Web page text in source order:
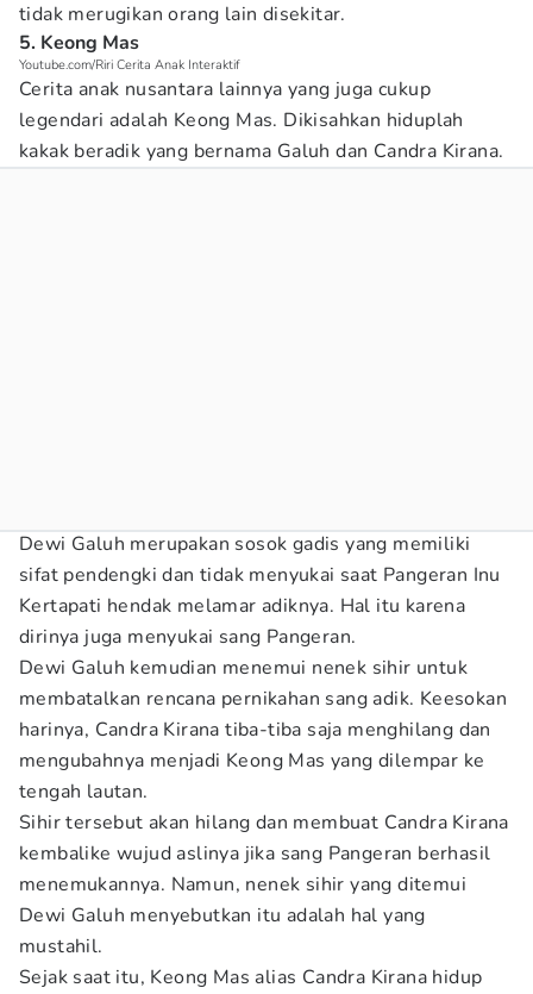
tidak merugikan orang lain disekitar.
5. Keong Mas
Youtube.com/Riri Cerita Anak Interaktif
Cerita anak nusantara lainnya yang juga cukup
legendari adalah Keong Mas. Dikisahkan hiduplah
kakak beradik yang bernama Galuh dan Candra Kirana.
Dewi Galuh merupakan sosok gadis yang memiliki
sifat pendengki dan tidak menyukai saat Pangeran Inu
Kertapati hendak melamar adiknya. Hal itu karena
dirinya juga menyukai sang Pangeran.
Dewi Galuh kemudian menemui nenek sihir untuk
membatalkan rencana pernikahan sang adik. Keesokan
harinya, Candra Kirana tiba-tiba saja menghilang dan
mengubahnya menjadi Keong Mas yang dilempar ke
tengah lautan.
Sihir tersebut akan hilang dan membuat Candra Kirana
kembalike wujud aslinya jika sang Pangeran berhasil
menemukannya. Namun, nenek sihir yang ditemui
Dewi Galuh menyebutkan itu adalah hal yang
mustahil.
Sejak saat itu, Keong Mas alias Candra Kirana hidup